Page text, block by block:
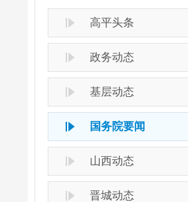
高平头条
政务动态
基层动态
国务院要闻
山西动态
晋城动态